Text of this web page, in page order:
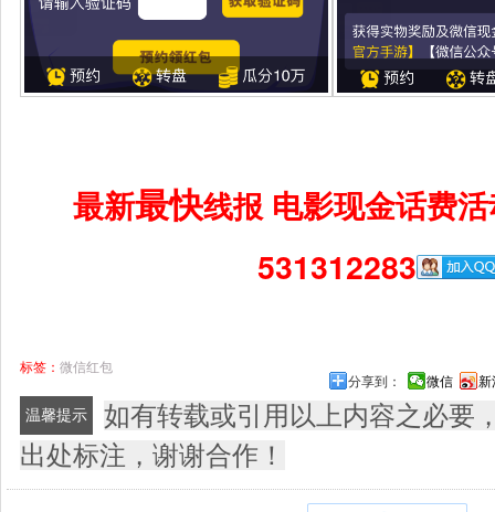
最新最快线报 电影现金话费
531312283
标签： 微信红包
分享到： 微信 新
温馨提示
如有转载或引用以上内容之必要
出处标注，谢谢合作！